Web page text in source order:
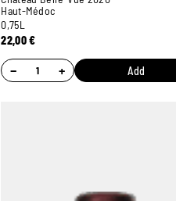
Haut-Médoc
0,75L
22,00€
− + Add